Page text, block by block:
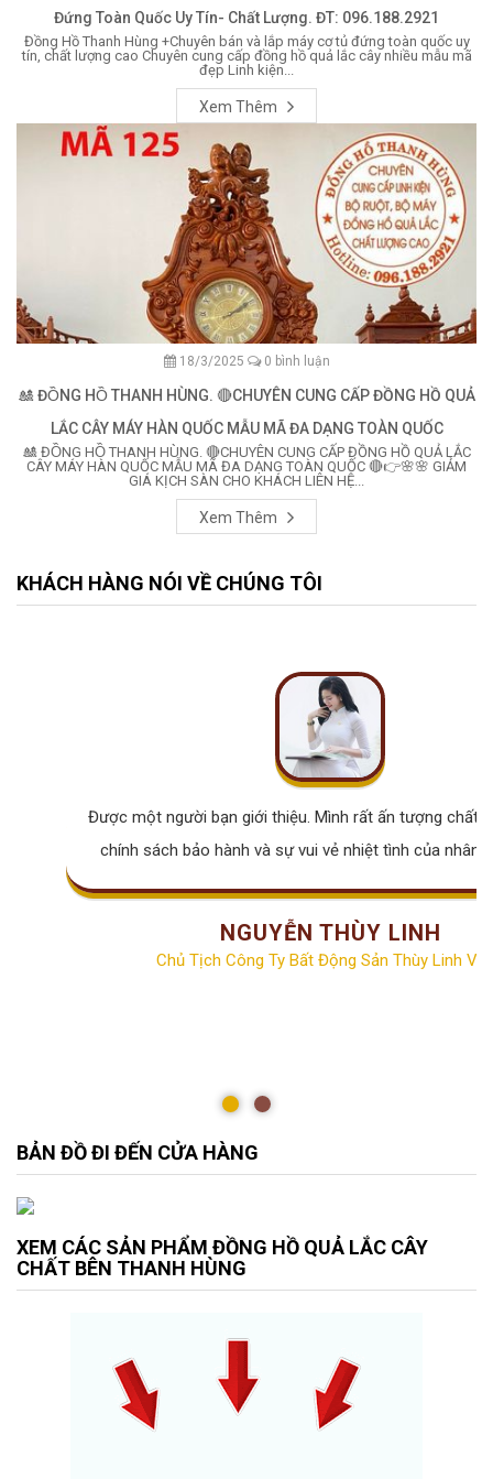
Đứng Toàn Quốc Uy Tín- Chất Lượng. ĐT: 096.188.2921
Đồng Hồ Thanh Hùng +Chuyên bán và lắp máy cơ tủ đứng toàn quốc uy
tín, chất lượng cao Chuyên cung cấp đồng hồ quả lắc cây nhiều mẫu mã
đẹp Linh kiện...
Xem Thêm
18/3/2025 0 bình luận
🎎 ĐỒNG HỒ THANH HÙNG. 🔴CHUYÊN CUNG CẤP ĐỒNG HỒ QUẢ
LẮC CÂY MÁY HÀN QUỐC MẪU MÃ ĐA DẠNG TOÀN QUỐC
🎎 ĐỒNG HỒ THANH HÙNG. 🔴CHUYÊN CUNG CẤP ĐỒNG HỒ QUẢ LẮC
CÂY MÁY HÀN QUỐC MẪU MÃ ĐA DẠNG TOÀN QUỐC 🔴👉🌸🌸 GIẢM
GIÁ KỊCH SÀN CHO KHÁCH LIÊN HỆ...
Xem Thêm
KHÁCH HÀNG NÓI VỀ CHÚNG TÔI
Được một người bạn giới thiệu. Mình rất ấn tượng chất
chính sách bảo hành và sự vui vẻ nhiệt tình của nhân
NGUYỄN THÙY LINH
Chủ Tịch Công Ty Bất Động Sản Thùy Linh
BẢN ĐỒ ĐI ĐẾN CỬA HÀNG
XEM CÁC SẢN PHẨM ĐỒNG HỒ QUẢ LẮC CÂY
CHẤT BÊN THANH HÙNG